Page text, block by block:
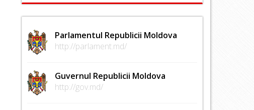
Parlamentul Republicii Moldova
http://parlament.md/
Guvernul Republicii Moldova
http://gov.md/